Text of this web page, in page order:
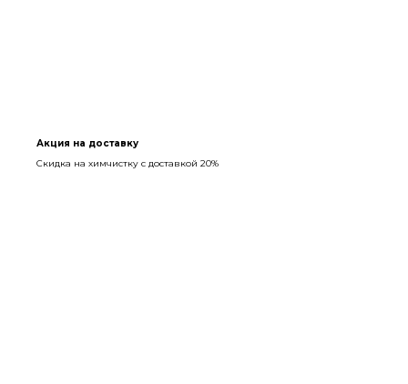
Акция на доставку
Скидка на химчистку с доставкой 20%